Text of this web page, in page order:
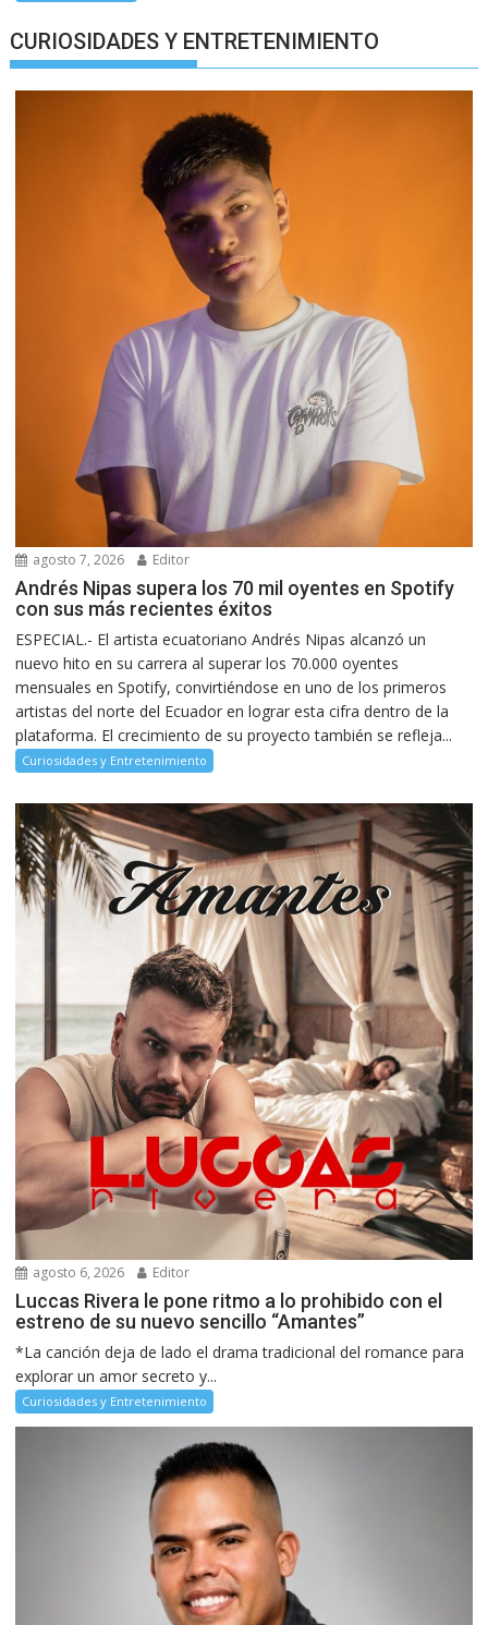
CURIOSIDADES Y ENTRETENIMIENTO
agosto 7, 2026 Editor
Andrés Nipas supera los 70 mil oyentes en Spotify
con sus más recientes éxitos
ESPECIAL.- El artista ecuatoriano Andrés Nipas alcanzó un
nuevo hito en su carrera al superar los 70.000 oyentes
mensuales en Spotify, convirtiéndose en uno de los primeros
artistas del norte del Ecuador en lograr esta cifra dentro de la
plataforma. El crecimiento de su proyecto también se refleja...
Curiosidades y Entretenimiento
agosto 6, 2026 Editor
Luccas Rivera le pone ritmo a lo prohibido con el
estreno de su nuevo sencillo “Amantes”
*La canción deja de lado el drama tradicional del romance para
explorar un amor secreto y...
Curiosidades y Entretenimiento